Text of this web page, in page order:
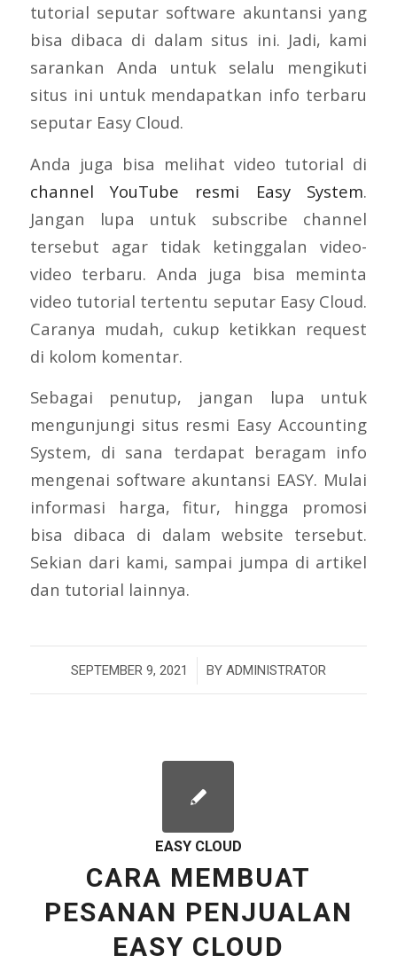
tutorial seputar software akuntansi yang
bisa dibaca di dalam situs ini. Jadi, kami
sarankan Anda untuk selalu mengikuti
situs ini untuk mendapatkan info terbaru
seputar Easy Cloud.
Anda juga bisa melihat video tutorial di
channel YouTube resmi Easy System.
Jangan lupa untuk subscribe channel
tersebut agar tidak ketinggalan video-
video terbaru. Anda juga bisa meminta
video tutorial tertentu seputar Easy Cloud.
Caranya mudah, cukup ketikkan request
di kolom komentar.
Sebagai penutup, jangan lupa untuk
mengunjungi situs resmi Easy Accounting
System, di sana terdapat beragam info
mengenai software akuntansi EASY. Mulai
informasi harga, fitur, hingga promosi
bisa dibaca di dalam website tersebut.
Sekian dari kami, sampai jumpa di artikel
dan tutorial lainnya.
SEPTEMBER 9, 2021
/ BY ADMINISTRATOR
EASY CLOUD
CARA MEMBUAT
PESANAN PENJUALAN
EASY CLOUD